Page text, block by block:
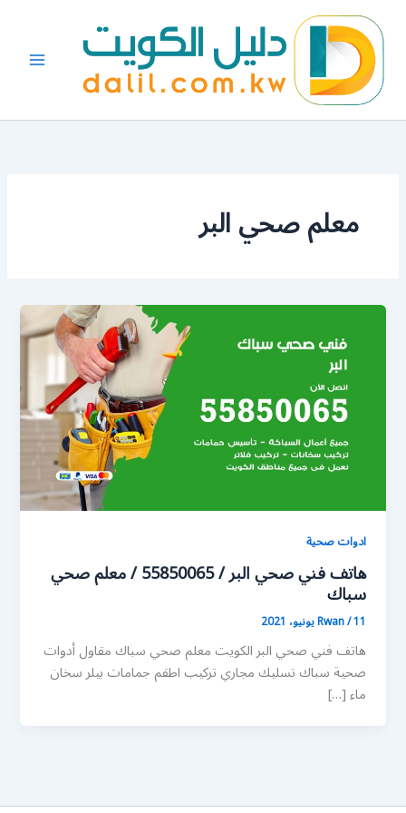
المحتوى
معلم صحي البر
ادوات صحية
هاتف فني صحي البر / 55850065 / معلم صحي
سباك
Rwan/11 يونيو، 2021
هاتف فني صحي البر الكويت معلم صحي سباك مقاول أدوات
صحية سباك تسليك مجاري تركيب اطقم جمامات بيلر سخان
ماء […]